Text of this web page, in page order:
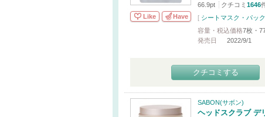
Like Have
66.9pt クチコミ 1646
[ シートマスク・パック
容量・税込価格7枚・
発売日
2022/9/1
クチコミする
SABON(サボン)
ヘッドスクラブ デ